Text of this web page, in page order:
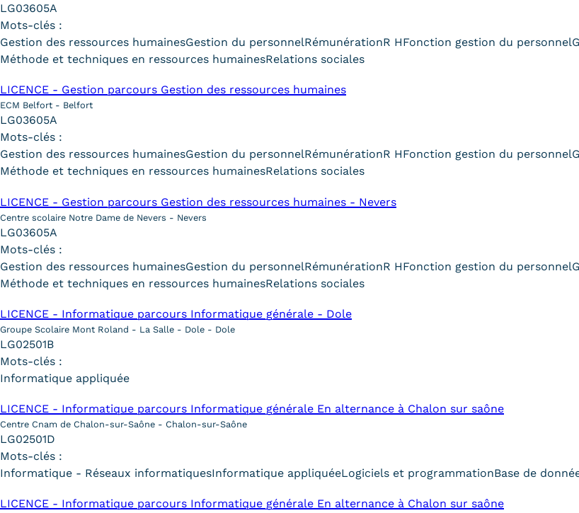
LG03605A
Mots-clés :
Gestion des ressources humainesGestion du personnelRémunérationR HFonction gestion du personnel
Méthode et techniques en ressources humainesRelations sociales
LICENCE - Gestion parcours Gestion des ressources humaines
ECM Belfort - Belfort
LG03605A
Mots-clés :
Gestion des ressources humainesGestion du personnelRémunérationR HFonction gestion du personnel
Méthode et techniques en ressources humainesRelations sociales
LICENCE - Gestion parcours Gestion des ressources humaines - Nevers
Centre scolaire Notre Dame de Nevers - Nevers
LG03605A
Mots-clés :
Gestion des ressources humainesGestion du personnelRémunérationR HFonction gestion du personnel
Méthode et techniques en ressources humainesRelations sociales
LICENCE - Informatique parcours Informatique générale - Dole
Groupe Scolaire Mont Roland - La Salle - Dole - Dole
LG02501B
Mots-clés :
Informatique appliquée
LICENCE - Informatique parcours Informatique générale En alternance à Chalon sur saône
Centre Cnam de Chalon-sur-Saône - Chalon-sur-Saône
LG02501D
Mots-clés :
Informatique - Réseaux informatiquesInformatique appliquéeLogiciels et programmationBase de
LICENCE - Informatique parcours Informatique générale En alternance à Chalon sur saône